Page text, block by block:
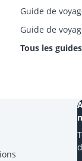
Guide de
Guide de
Tous les